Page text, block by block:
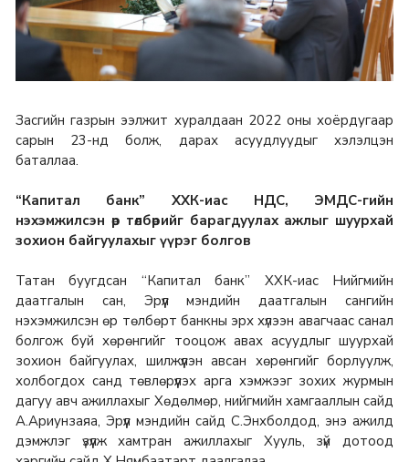
Засгийн газрын ээлжит хуралдаан 2022 оны хоёрдугаар
сарын 23-нд болж, дарах асуудлуудыг хэлэлцэн
баталлаа.
“Капитал банк” ХХК-иас НДС, ЭМДС-гийн
нэхэмжилсэн өр төлбөрийг барагдуулах ажлыг шуурхай
зохион байгуулахыг үүрэг болгов
Татан буугдсан “Капитал банк” ХХК-иас Нийгмийн
даатгалын сан, Эрүүл мэндийн даатгалын сангийн
нэхэмжилсэн өр төлбөрт банкны эрх хүлээн авагчаас санал
болгож буй хөрөнгийг тооцож авах асуудлыг шуурхай
зохион байгуулах, шилжүүлэн авсан хөрөнгийг борлуулж,
холбогдох санд төвлөрүүлэх арга хэмжээг зохих журмын
дагуу авч ажиллахыг Хөдөлмөр, нийгмийн хамгааллын сайд
А.Ариунзаяа, Эрүүл мэндийн сайд С.Энхболдод, энэ ажилд
дэмжлэг үзүүлж хамтран ажиллахыг Хууль, зүй дотоод